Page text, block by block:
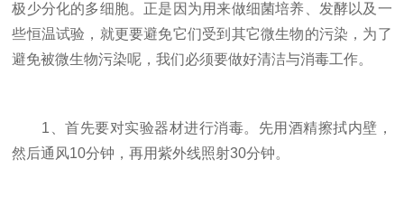
极少分化的多细胞。正是因为用来做细菌培养、发酵以及一
些恒温试验，就更要避免它们受到其它微生物的污染，为了
避免被微生物污染呢，我们必须要做好清洁与消毒工作。
1、首先要对实验器材进行消毒。先用酒精擦拭内壁，
然后通风10分钟，再用紫外线照射30分钟。